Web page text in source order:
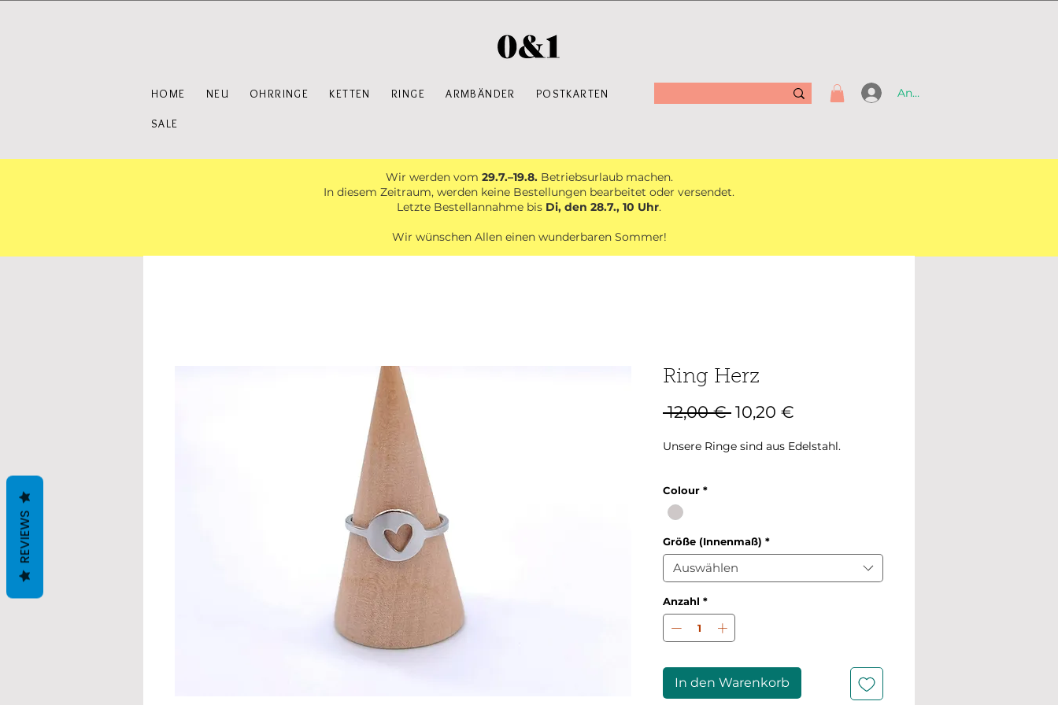
HOME NEU OHRRINGE KETTEN RINGE ARMBÄNDER POSTKARTEN
SALE
Anmelden
Wir werden vom 29.7.–19.8.Betriebsurlaub machen.
In diesem Zeitraum, werden keine Bestellungen bearbeitet oder versendet.
Letzte Bestellannahme bis Di, den 28.7., 10 Uhr.
Wir wünschen Allen einen wunderbaren Sommer!
Ring Herz
12,00 € Standardpreis
10,20 €
Unsere Ringe sind aus Edelstahl.
Colour *
Größe (Innenmaß) *
Auswählen
Anzahl *
In den Warenkorb
REVIEWS